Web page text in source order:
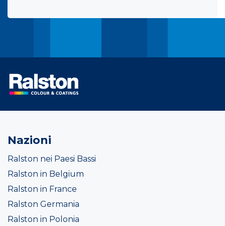
Nazioni
Ralston nei Paesi Bassi
Ralston in Belgium
Ralston in France
Ralston Germania
Ralston in Polonia